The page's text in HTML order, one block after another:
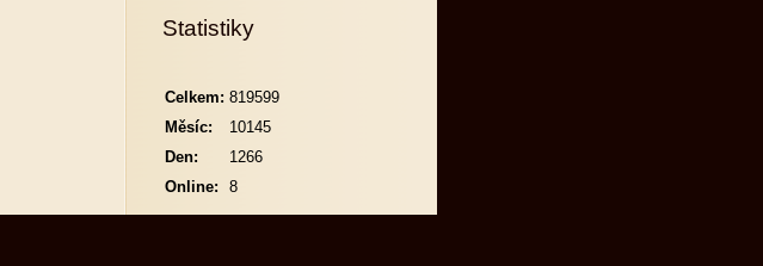
Statistiky
Online: 8
Celkem: 819599
Měsíc:
10145
Den:
1266